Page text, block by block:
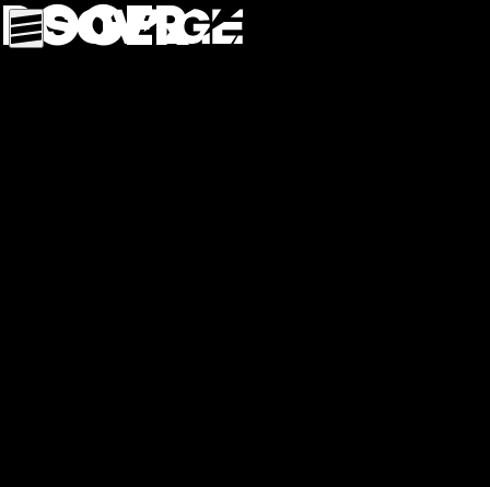
Roger